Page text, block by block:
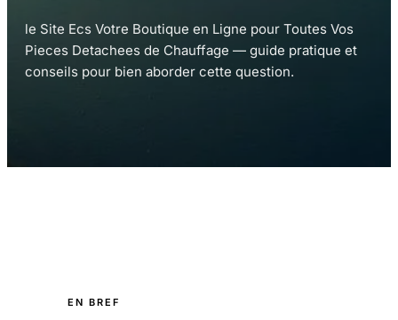
le Site Ecs Votre Boutique en Ligne pour Toutes Vos
Pieces Detachees de Chauffage — guide pratique et
conseils pour bien aborder cette question.
EN BREF